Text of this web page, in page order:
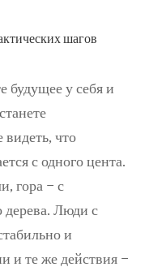
шагов
будущее у себя и
что
с одного цента.
гора – с
дерева. Люди с
и
и те же действия –